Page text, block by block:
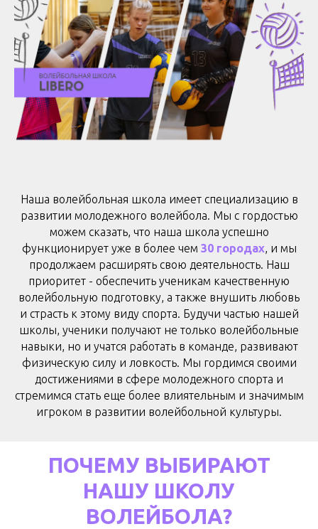
Наша волейбольная школа имеет специализацию в
развитии молодежного волейбола. Мы с гордостью
можем сказать, что наша школа успешно
функционирует уже в более чем 30 городах, и мы
продолжаем расширять свою деятельность. Наш
приоритет - обеспечить ученикам качественную
волейбольную подготовку, а также внушить любовь
и страсть к этому виду спорта. Будучи частью нашей
школы, ученики получают не только волейбольные
навыки, но и учатся работать в команде, развивают
физическую силу и ловкость. Мы гордимся своими
достижениями в сфере молодежного спорта и
стремимся стать еще более влиятельным и значимым
игроком в развитии волейбольной культуры.
ПОЧЕМУ ВЫБИРАЮТ
НАШУ ШКОЛУ
ВОЛЕЙБОЛА?